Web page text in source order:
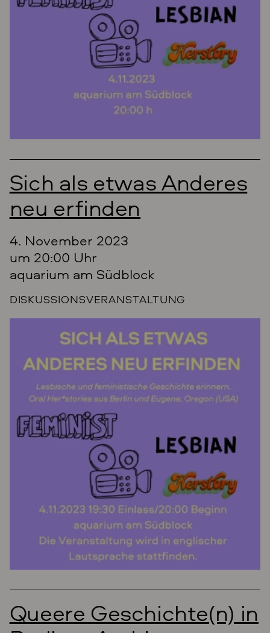
Sich als etwas Anderes
neu erfinden
4. November 2023
um 20:00 Uhr
aquarium am Südblock
DISKUSSIONSVERANSTALTUNG
Queere Geschichte(n) in